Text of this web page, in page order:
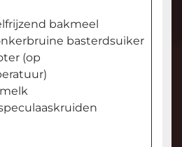
bakmeel
basterdsuiker
(op